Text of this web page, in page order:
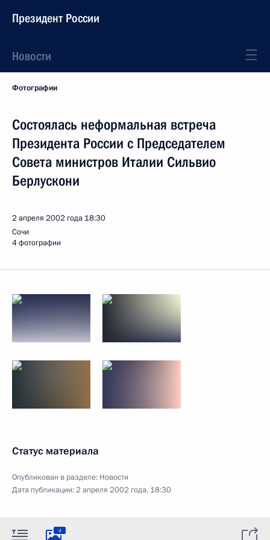
Президент России
Новости
Фотографии
Состоялась неформальная встреча
Президента России с Председателем
Совета министров Италии Сильвио
Берлускони
2 апреля 2002 года 18:30
Сочи
4 фотографии
Статус материала
Опубликован в разделе: Новости
Дата публикации:2 апреля 2002 года, 18:30
4